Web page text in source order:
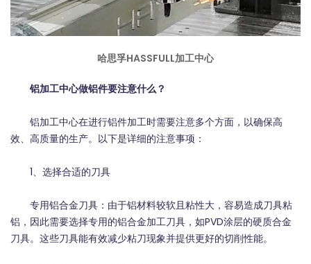
哈思孚HASSFULL加工中心
铝加工中心做铝件要注意什么？
铝加工中心在进行铝件加工时需要注意多个方面，以确保高
效、高质量的生产。以下是详细的注意事项：
1、选择合适的刀具
专用铝合金刀具：由于铝材料较软且粘性大，容易造成刀具粘
铝，因此需要选择专用的铝合金加工刀具，如PVD涂层的硬质合金
刀具。这些刀具能有效减少粘刀现象并提供更好的切削性能。